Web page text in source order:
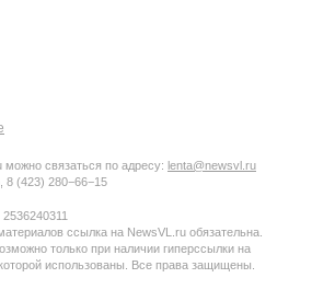
связаться по адресу: lenta@newsvl.ru
8 (423) 280−66−15
ссылка на NewsVL.ru обязательна.
только при наличии гиперссылки на
использованы. Все права защищены.